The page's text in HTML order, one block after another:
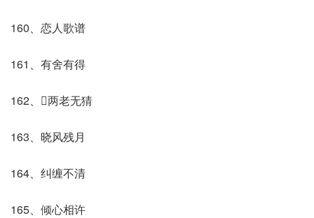
160、恋人歌谱
161、有舍有得
162、两老无猜
163、晓风残月
164、纠缠不清
165、倾心相许